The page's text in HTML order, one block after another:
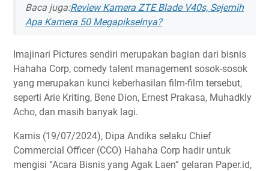
Baca juga:Review Kamera ZTE Blade V40s, Sejernih
Apa Kamera 50 Megapikselnya?
Imajinari Pictures sendiri merupakan bagian dari bisnis
Hahaha Corp, comedy talent management sosok-sosok
yang merupakan kunci keberhasilan film-film tersebut,
seperti Arie Kriting, Bene Dion, Ernest Prakasa, Muhadkly
Acho, dan masih banyak lagi.
Kamis (19/07/2024), Dipa Andika selaku Chief
Commercial Officer (CCO) Hahaha Corp hadir untuk
mengisi “Acara Bisnis yang Agak Laen” gelaran Paper.id,